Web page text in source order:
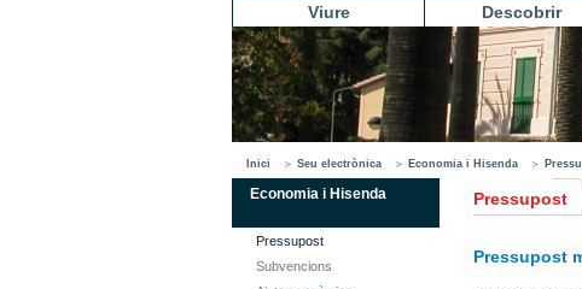
Viure Descobrir
Inici Seu electrònica Economia i Hisenda
Economia i Hisenda
Pressupost
Subvencions
Pressupost
Pressupost